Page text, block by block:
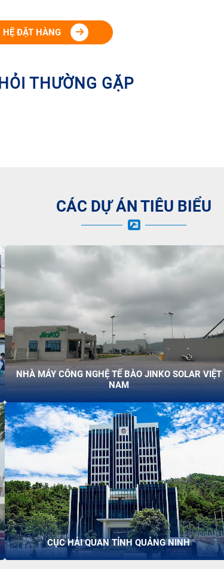
HỆ ĐẶT HÀNG
THƯỜNG GẶP
CÁC DỰ ÁN TIÊU BIỂU
NHÀ MÁY CÔNG NGHỆ TẾ BÀO JINKO SOLAR VIỆT
NAM
CỤC HẢI QUAN TỈNH QUẢNG NINH